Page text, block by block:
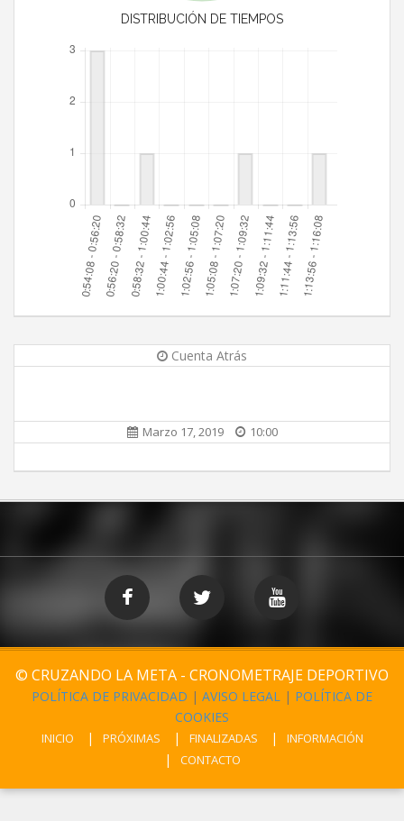
DISTRIBUCIÓN DE TIEMPOS
Cuenta Atrás
Marzo 17, 2019 10:00
© CRUZANDO LA META - CRONOMETRAJE DEPORTIVO
POLÍTICA DE PRIVACIDAD | AVISO LEGAL | POLÍTICA DE
COOKIES
INICIO PRÓXIMAS FINALIZADAS
INFORMACIÓN
CONTACTO